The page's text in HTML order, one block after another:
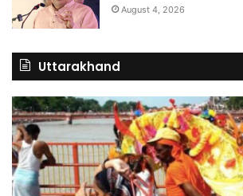
August 4, 2026
Uttarakhand